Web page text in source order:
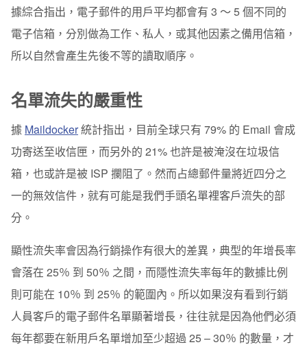
據綜合指出，電子郵件的用戶平均都會有 3 ～ 5 個不同的
電子信箱，分別做為工作、私人，或其他因素之備用信箱，
所以自然會產生先後不等的讀取順序。
名單流失的嚴重性
據 Maildocker統計指出，目前全球只有 79% 的 Email 會成
功寄送至收信匣，而另外的 21% 也許是被淹沒在垃圾信
箱，也或許是被 ISP 攔阻了。然而占總郵件量將近四分之
一的無效信件，就有可能是我們手頭名單裡客戶流失的部
分。
顯性流失率會因為行銷操作有很大的差異，典型的年增長率
會落在 25％ 到 50％ 之間，而隱性流失率每年的數據比例
則可能在 10％ 到 25％ 的範圍內。所以如果沒有看到行銷
人員客戶的電子郵件名單顯著增長，往往就是因為他們必須
每年都要在新用戶名單增加至少超過 25 – 30％ 的數量，才